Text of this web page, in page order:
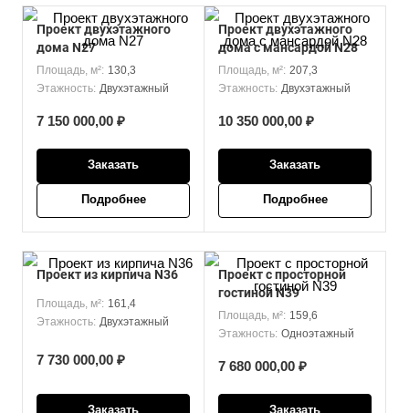
Проект двухэтажного
дома N27
Площадь, м²: 130,3
Этажность: Двухэтажный
7 150 000,00 ₽
Заказать
Подробнее
Проект двухэтажного
дома с мансардой N28
Площадь, м²: 207,3
Этажность: Двухэтажный
10 350 000,00 ₽
Заказать
Подробнее
Проект из кирпича N36
Площадь, м²: 161,4
Этажность: Двухэтажный
7 730 000,00 ₽
Заказать
Проект с просторной
гостиной N39
Площадь, м²: 159,6
Этажность: Одноэтажный
7 680 000,00 ₽
Заказать